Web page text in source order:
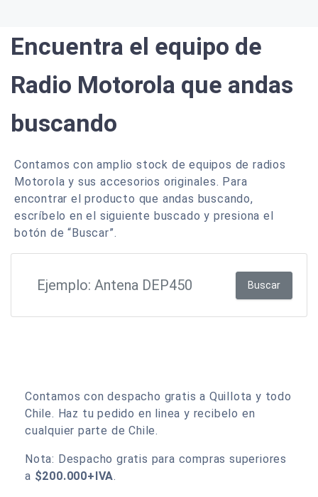
Encuentra el equipo de
Radio Motorola que andas
buscando
Contamos con amplio stock de equipos de radios
Motorola y sus accesorios originales. Para
encontrar el producto que andas buscando,
escríbelo en el siguiente buscado y presiona el
botón de “Buscar”.
Buscar
Contamos con despacho gratis a Quillota y todo
Chile. Haz tu pedido en linea y recibelo en
cualquier parte de Chile.
Nota: Despacho gratis para compras superiores
a $200.000+IVA.